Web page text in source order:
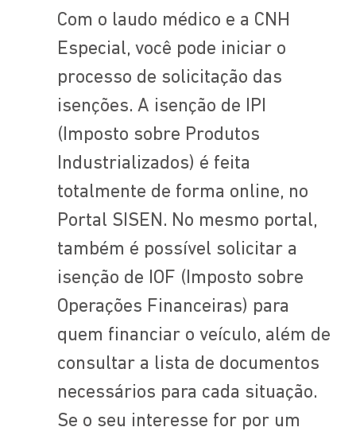
Com o laudo médico e a CNH
Especial, você pode iniciar o
processo de solicitação das
isenções. A isenção de IPI
(Imposto sobre Produtos
Industrializados) é feita
totalmente de forma online, no
Portal SISEN. No mesmo portal,
também é possível solicitar a
isenção de IOF (Imposto sobre
Operações Financeiras) para
quem financiar o veículo, além de
consultar a lista de documentos
necessários para cada situação.
Se o seu interesse for por um